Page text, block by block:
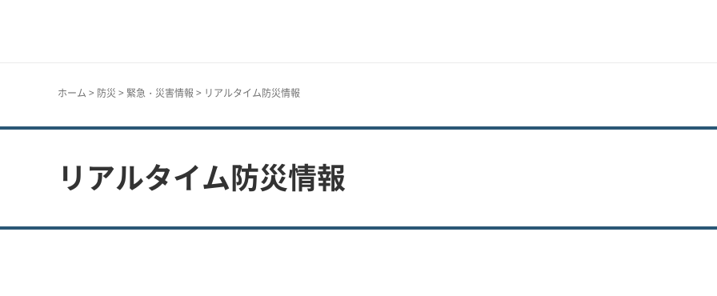
ホーム > 防災 > 緊急・災害情報 > リアルタイム防災情報
リアルタイム防災情報